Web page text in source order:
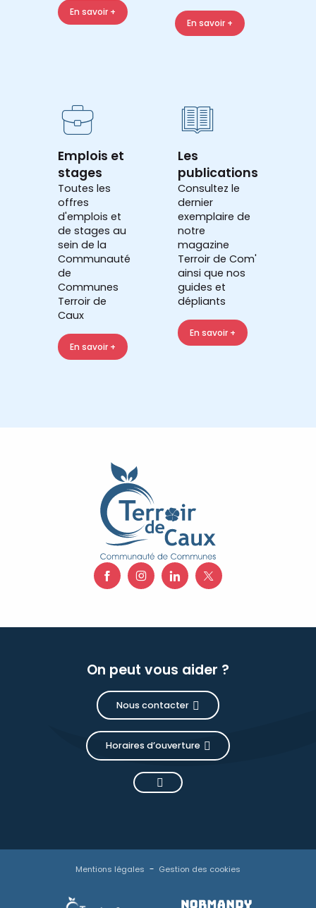
En savoir +
En savoir +
Emplois et
stages
Toutes les
offres
d'emplois et
de stages au
sein de la
Communauté
de
Communes
Terroir de
Caux
En savoir +
Les
publications
Consultez le
dernier
exemplaire de
notre
magazine
Terroir de Com'
ainsi que nos
guides et
dépliants
En savoir +
On peut vous aider ?
Nous contacter
Horaires d’ouverture
Mentions légales Gestion des cookies